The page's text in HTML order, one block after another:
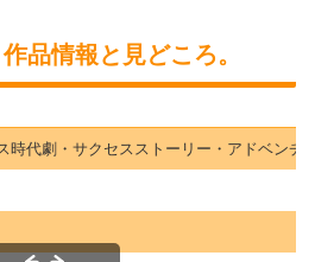
品情報と見どころ。
時代劇・サクセスストーリー・アドベンチ